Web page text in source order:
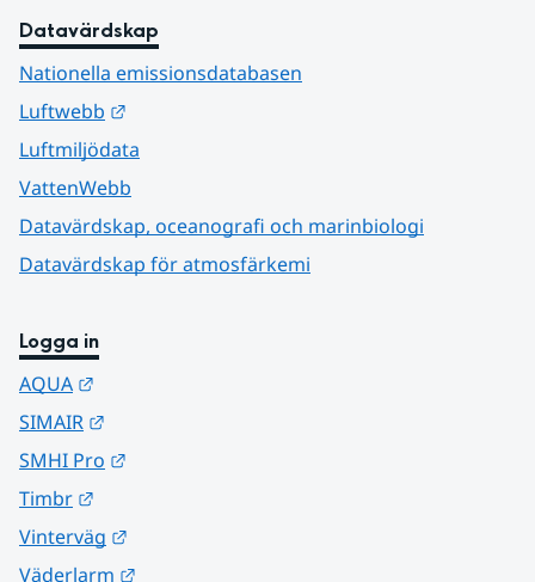
Datavärdskap
Nationella emissionsdatabasen
Luftwebb
Luftmiljödata
VattenWebb
Datavärdskap, oceanografi och marinbiologi
Datavärdskap för atmosfärkemi
Logga in
AQUA
SIMAIR
SMHI Pro
Timbr
Vinterväg
Väderlarm